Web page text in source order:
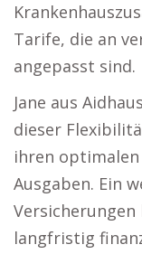
Tarife, die an
angepasst sind.
Jane aus
dieser
ihren optimalen
Ausgaben. Ein
langfristig